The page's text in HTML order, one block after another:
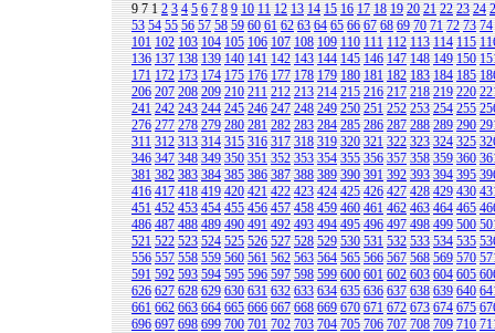
9 712 3 4 5 6 7 8 9 10 11 12 13 14 15 16 17 18 19 20 21 22 23 24
53 54 55 56 57 58 59 60 61 62 63 64 65 66 67 68 69 70 71 72 73 74
101 102 103 104 105 106 107 108 109 110 111 112 113 114 115
136 137 138 139 140 141 142 143 144 145 146 147 148 149 150
171 172 173 174 175 176 177 178 179 180 181 182 183 184 185
206 207 208 209 210 211 212 213 214 215 216 217 218 219 220
241 242 243 244 245 246 247 248 249 250 251 252 253 254 255
276 277 278 279 280 281 282 283 284 285 286 287 288 289 290
311 312 313 314 315 316 317 318 319 320 321 322 323 324 325
346 347 348 349 350 351 352 353 354 355 356 357 358 359 360
381 382 383 384 385 386 387 388 389 390 391 392 393 394 395
416 417 418 419 420 421 422 423 424 425 426 427 428 429 430
451 452 453 454 455 456 457 458 459 460 461 462 463 464 465
486 487 488 489 490 491 492 493 494 495 496 497 498 499 500
521 522 523 524 525 526 527 528 529 530 531 532 533 534 535
556 557 558 559 560 561 562 563 564 565 566 567 568 569 570
591 592 593 594 595 596 597 598 599 600 601 602 603 604 605
626 627 628 629 630 631 632 633 634 635 636 637 638 639 640
661 662 663 664 665 666 667 668 669 670 671 672 673 674 675
696 697 698 699 700 701 702 703 704 705 706 707 708 709 710